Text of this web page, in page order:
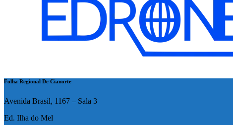
Folha Regional De Cianorte
Avenida Brasil, 1167 – Sala 3
Ed. Ilha do Mel